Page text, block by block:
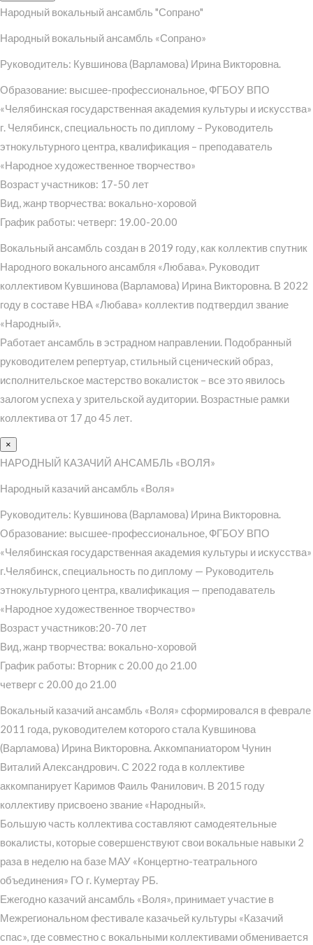
Народный вокальный ансамбль "Сопрано"
Народный вокальный ансамбль «Сопрано»
Руководитель: Кувшинова (Варламова) Ирина Викторовна.
Образование: высшее-профессиональное, ФГБОУ ВПО
«Челябинская государственная академия культуры и искусства»
г. Челябинск, специальность по диплому – Руководитель
этнокультурного центра, квалификация – преподаватель
«Народное художественное творчество»
Возраст участников: 17-50 лет
Вид, жанр творчества: вокально-хоровой
График работы: четверг: 19.00-20.00
Вокальный ансамбль создан в 2019 году, как коллектив спутник
Народного вокального ансамбля «Любава». Руководит
коллективом Кувшинова (Варламова) Ирина Викторовна. В 2022
году в составе НВА «Любава» коллектив подтвердил звание
«Народный».
Работает ансамбль в эстрадном направлении. Подобранный
руководителем репертуар, стильный сценический образ,
исполнительское мастерство вокалисток – все это явилось
залогом успеха у зрительской аудитории. Возрастные рамки
коллектива от 17 до 45 лет.
×
НАРОДНЫЙ КАЗАЧИЙ АНСАМБЛЬ «ВОЛЯ»
Народный казачий ансамбль «Воля»
Руководитель: Кувшинова (Варламова) Ирина Викторовна.
Образование: высшее-профессиональное, ФГБОУ ВПО
«Челябинская государственная академия культуры и искусства»
г.Челябинск, специальность по диплому — Руководитель
этнокультурного центра, квалификация — преподаватель
«Народное художественное творчество»
Возраст участников:20-70 лет
Вид, жанр творчества: вокально-хоровой
График работы: Вторник с 20.00 до 21.00
четверг с 20.00 до 21.00
Вокальный казачий ансамбль «Воля» сформировался в феврале
2011 года, руководителем которого стала Кувшинова
(Варламова) Ирина Викторовна. Аккомпаниатором Чунин
Виталий Александрович. С 2022 года в коллективе
аккомпанирует Каримов Фаиль Фанилович. В 2015 году
коллективу присвоено звание «Народный».
Большую часть коллектива составляют самодеятельные
вокалисты, которые совершенствуют свои вокальные навыки 2
раза в неделю на базе МАУ «Концертно-театрального
объединения» ГО г. Кумертау РБ.
Ежегодно казачий ансамбль «Воля», принимает участие в
Межрегиональном фестивале казачьей культуры «Казачий
спас», где совместно с вокальными коллективами обменивается